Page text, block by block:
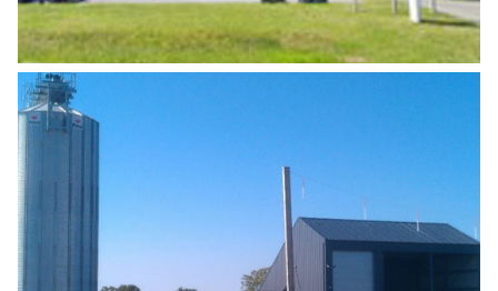
CONSTRUCTION D’UNE TÊTE DE SILO,
D’UN BUREAU ET D’UN BÂTIMENT DE
STOCKAGE
Agro Alimentaire,Industrie